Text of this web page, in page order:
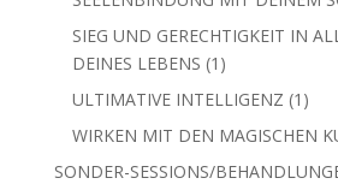
SIEG UND GERECHTIGKEIT IN
DEINES LEBENS 1 1
Produkt
ULTIMATIVE INTELLIGENZ 1 1
WIRKEN MIT DEN MAGISCHEN
SONDER-SESSIONS/